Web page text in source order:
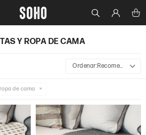
Y ROPA DE CAMA
Recomendados
de cama